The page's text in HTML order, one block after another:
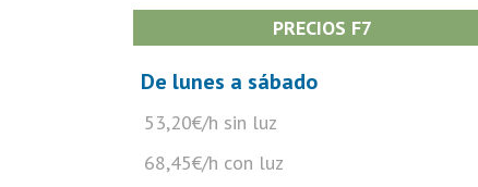
PRECIOS F7
De lunes a sábado
53,20€/h sin luz
68,45€/h con luz